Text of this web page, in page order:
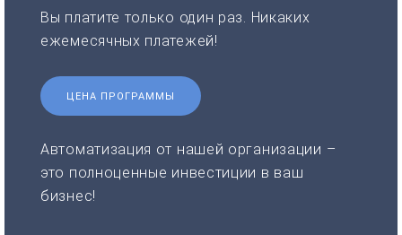
Вы платите только один раз. Никаких
ежемесячных платежей!
ЦЕНА ПРОГРАММЫ
Автоматизация от нашей организации –
это полноценные инвестиции в ваш
бизнес!